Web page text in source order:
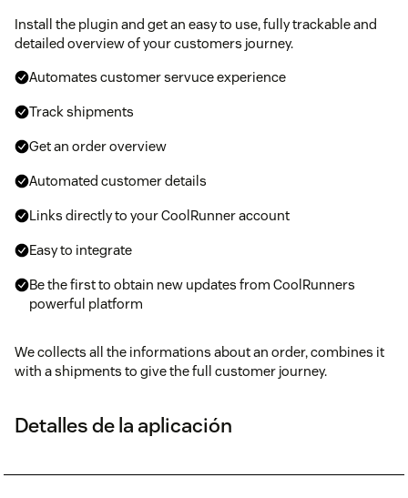
Install the plugin and get an easy to use, fully trackable and
detailed overview of your customers journey.
Automates customer servuce experience
Track shipments
Get an order overview
Automated customer details
Links directly to your CoolRunner account
Easy to integrate
Be the first to obtain new updates from CoolRunners
powerful platform
We collects all the informations about an order, combines it
with a shipments to give the full customer journey.
Detalles de la aplicación